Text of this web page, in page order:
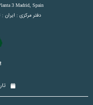
3 Madrid, Spain
دفتر مرکزی : ایران